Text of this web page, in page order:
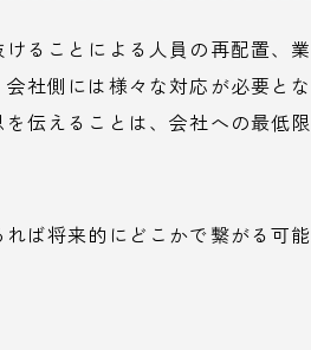
ることによる人員の再配置、業
社側には様々な対応が必要とな
伝えることは、会社への最低限
ば将来的にどこかで繋がる可能